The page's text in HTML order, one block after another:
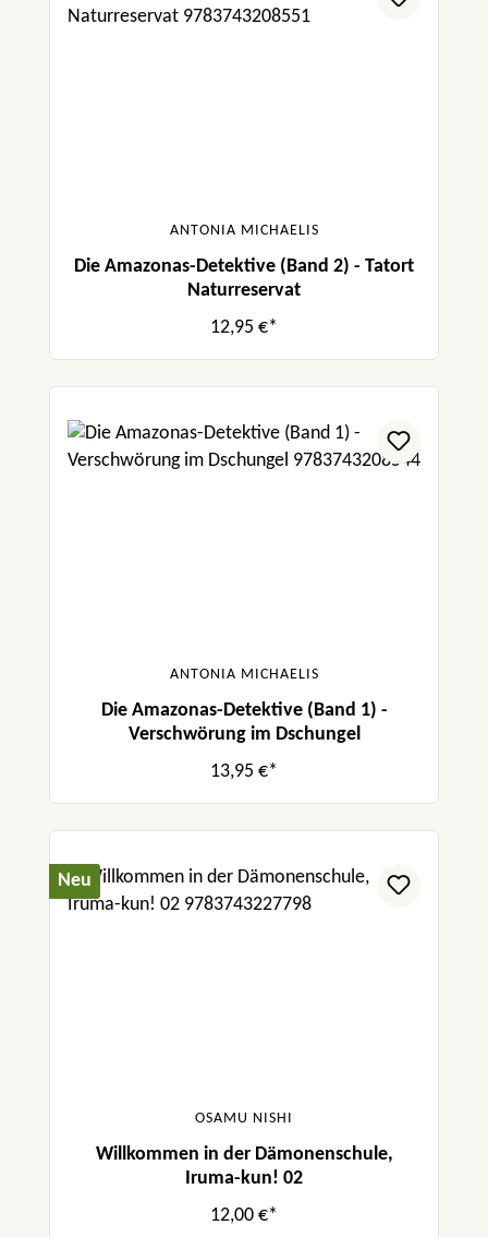
ANTONIA MICHAELIS
Die Amazonas-Detektive (Band 2) - Tatort
Naturreservat
12,95 €*
ANTONIA MICHAELIS
Die Amazonas-Detektive (Band 1) -
Verschwörung im Dschungel
13,95 €*
Neu
OSAMU NISHI
Willkommen in der Dämonenschule,
Iruma-kun! 02
12,00 €*